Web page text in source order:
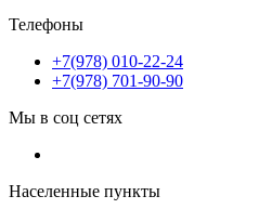
Телефоны
+7(978) 010-22-24
+7(978) 701-90-90
Мы в соц сетях
Населенные пункты